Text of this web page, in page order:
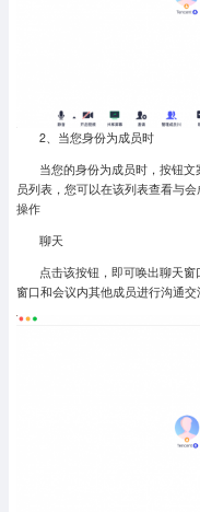
2、当您身份为成员时
当您的身份为成员时，按钮文
员列表，您可以在该列表查看与
操作
聊天
点击该按钮，即可唤出聊天
窗口和会议内其他成员进行沟通